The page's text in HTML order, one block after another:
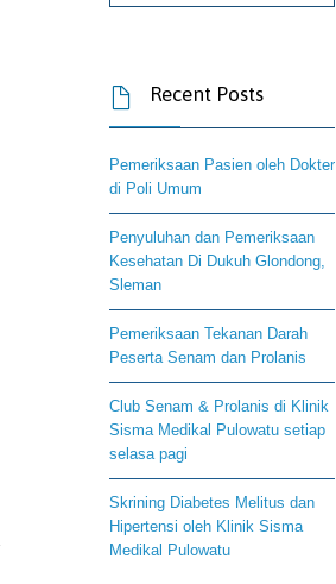
 Recent Posts
Pemeriksaan Pasien oleh Dokter
di Poli Umum
Penyuluhan dan Pemeriksaan
Kesehatan Di Dukuh Glondong,
Sleman
Pemeriksaan Tekanan Darah
Peserta Senam dan Prolanis
Club Senam & Prolanis di Klinik
Sisma Medikal Pulowatu setiap
selasa pagi
Skrining Diabetes Melitus dan
Hipertensi oleh Klinik Sisma
Medikal Pulowatu